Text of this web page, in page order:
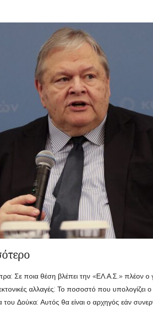
Σε ποια θέση βλέπει την «ΕΛ.Α.Σ.» πλέον
αλλαγές: Το ποσοστό που υπολογίζει
Δούκα: Αυτός θα είναι ο αρχηγός εάν